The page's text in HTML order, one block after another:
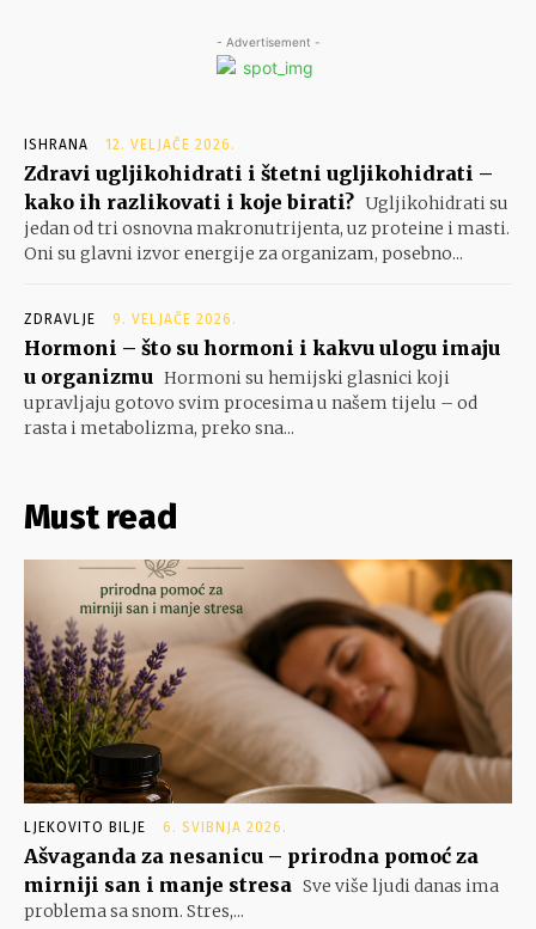
- Advertisement -
ISHRANA 12. VELJAČE 2026.
Zdravi ugljikohidrati i štetni ugljikohidrati –
kako ih razlikovati i koje birati? Ugljikohidrati su
jedan od tri osnovna makronutrijenta, uz proteine i masti.
Oni su glavni izvor energije za organizam, posebno...
ZDRAVLJE 9. VELJAČE 2026.
Hormoni – što su hormoni i kakvu ulogu imaju
u organizmu Hormoni su hemijski glasnici koji
upravljaju gotovo svim procesima u našem tijelu – od
rasta i metabolizma, preko sna...
Must read
LJEKOVITO BILJE 6. SVIBNJA 2026.
Ašvaganda za nesanicu – prirodna pomoć za
mirniji san i manje stresa Sve više ljudi danas ima
problema sa snom. Stres,...